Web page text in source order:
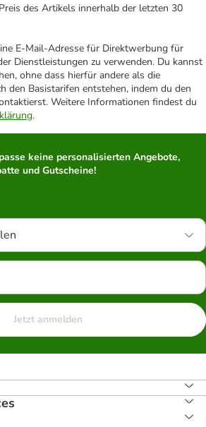
des Artikels innerhalb der letzten 30
E-Mail-Adresse für Direktwerbung für
Dienstleistungen zu verwenden. Du kannst
ohne dass hierfür andere als die
den Basistarifen entstehen, indem du den
Weitere Informationen findest du
.
keine personalisierten Angebote,
und Gutscheine!
Jetzt anmelden